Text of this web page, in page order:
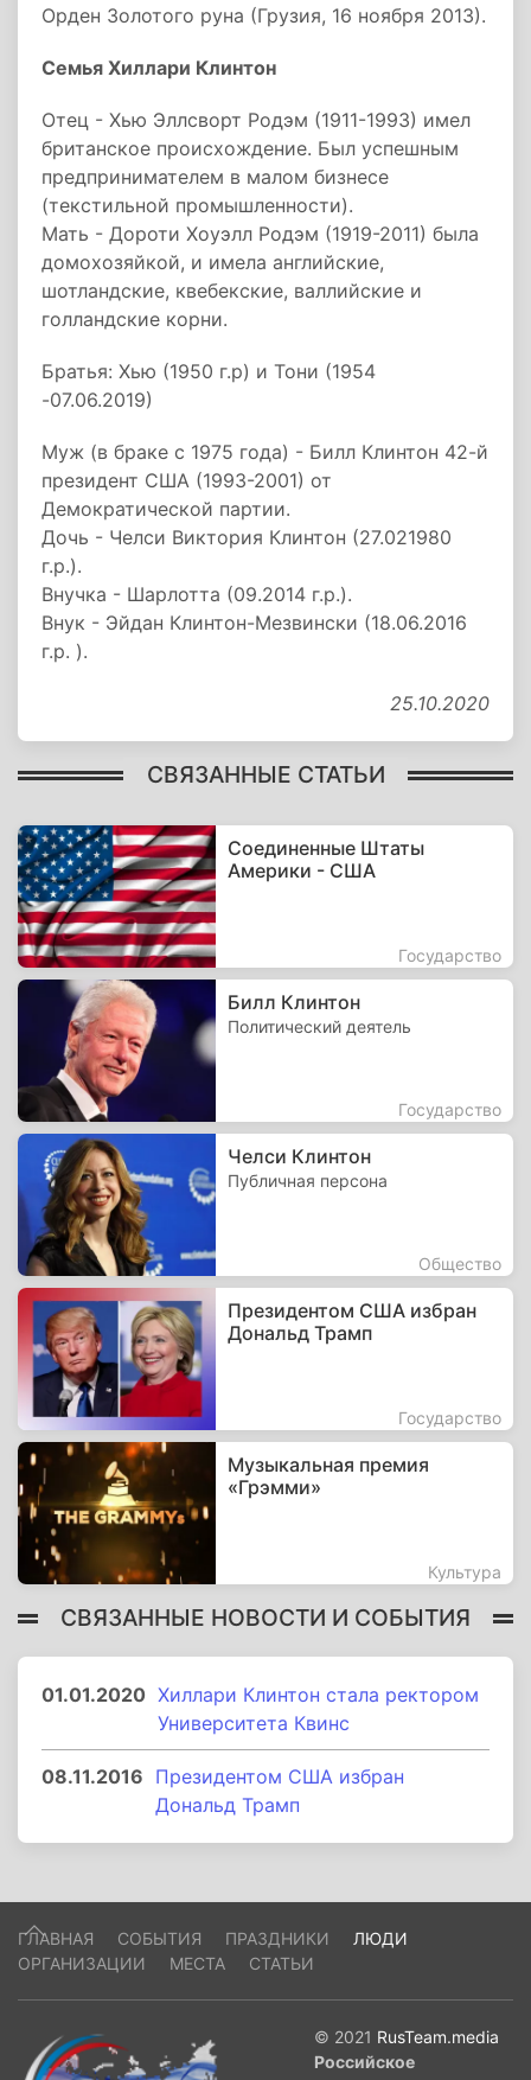
Орден Золотого руна (Грузия, 16 ноября 2013).
Семья Хиллари Клинтон
Отец - Хью Эллсворт Родэм (1911-1993) имел
британское происхождение. Был успешным
предпринимателем в малом бизнесе
(текстильной промышленности).
Мать - Дороти Хоуэлл Родэм (1919-2011) была
домохозяйкой, и имела английские,
шотландские, квебекские, валлийские и
голландские корни.
Братья: Хью (1950 г.р) и Тони (1954
-07.06.2019)
Муж (в браке с 1975 года) - Билл Клинтон 42-й
президент США (1993-2001) от
Демократической партии.
Дочь - Челси Виктория Клинтон (27.021980
г.р.).
Внучка - Шарлотта (09.2014 г.р.).
Внук - Эйдан Клинтон-Мезвински (18.06.2016
г.р. ).
25.10.2020
СВЯЗАННЫЕ СТАТЬИ
Соединенные Штаты
Америки - США
Государство
Билл Клинтон
Политический деятель
Государство
Челси Клинтон
Публичная персона
Общество
Президентом США избран
Дональд Трамп
Государство
Музыкальная премия
«Грэмми»
Культура
СВЯЗАННЫЕ НОВОСТИ И СОБЫТИЯ
01.01.2020 Хиллари Клинтон стала ректором
Университета Квинс
08.11.2016 Президентом США избран
Дональд Трамп
ГЛАВНАЯ СОБЫТИЯ ПРАЗДНИКИ
ЛЮДИ
ОРГАНИЗАЦИИ
МЕСТА СТАТЬИ
© 2021 RusTeam.media
Российское